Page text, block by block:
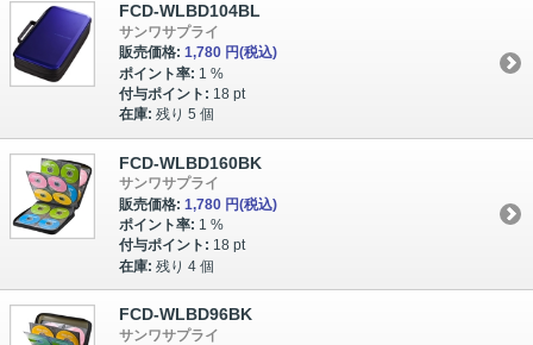
FCD-WLBD104BL
サンワサプライ
販売価格: 1,780 円(税込)
ポイント率: 1 %
付与ポイント: 18 pt
在庫: 残り 5 個
FCD-WLBD160BK
サンワサプライ
販売価格: 1,780 円(税込)
ポイント率: 1 %
付与ポイント: 18 pt
在庫: 残り 4 個
FCD-WLBD96BK
サンワサプライ